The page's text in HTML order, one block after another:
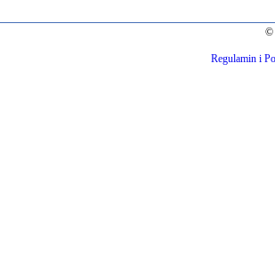
©
Regulamin i